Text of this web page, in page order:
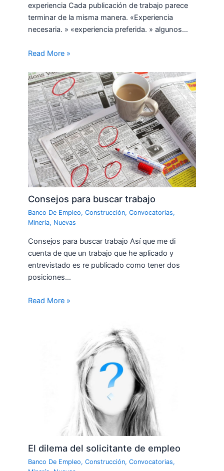
experiencia Cada publicación de trabajo parece
terminar de la misma manera. «Experiencia
necesaria. » «experiencia preferida. » algunos…
Read More »
Consejos para buscar trabajo
Banco De Empleo,Construcción,Convocatorias,
Minería, Nuevas
Consejos para buscar trabajo Así que me di
cuenta de que un trabajo que he aplicado y
entrevistado es re publicado como tener dos
posiciones…
Read More »
El dilema del solicitante de empleo
Banco De Empleo,Construcción,Convocatorias,